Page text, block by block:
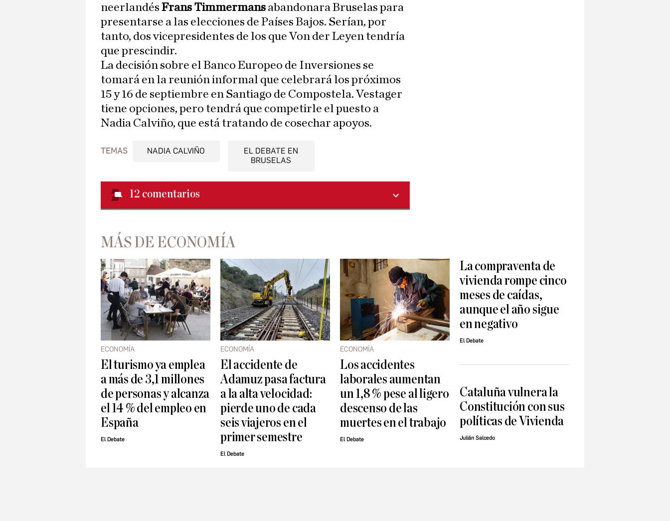
neerlandés Frans Timmermans abandonara Bruselas para
presentarse a las elecciones de Países Bajos. Serían, por
tanto, dos vicepresidentes de los que Von der Leyen tendría
que prescindir.
La decisión sobre el Banco Europeo de Inversiones se
tomará en la reunión informal que celebrará los próximos
15 y 16 de septiembre en Santiago de Compostela. Vestager
tiene opciones, pero tendrá que competirle el puesto a
Nadia Calviño, que está tratando de cosechar apoyos.
TEMAS NADIA CALVIÑO
EL DEBATE EN
BRUSELAS
12 comentarios
MÁS DE ECONOMÍA
ECONOMÍA
El turismo ya emplea
a más de 3,1 millones
de personas y alcanza
el 14 % del empleo en
España
El Debate
ECONOMÍA
El accidente de
Adamuz pasa factura
a la alta velocidad:
pierde uno de cada
seis viajeros en el
primer semestre
El Debate
ECONOMÍA
Los accidentes
laborales aumentan
un 1,8 % pese al ligero
descenso de las
muertes en el trabajo
El Debate
La compraventa de
vivienda rompe cinco
meses de caídas,
aunque el año sigue
en negativo
El Debate
Cataluña vulnera la
Constitución con sus
políticas de Vivienda
Julián Salcedo